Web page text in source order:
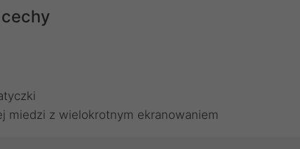
miedzi z wielokrotnym ekranowaniem